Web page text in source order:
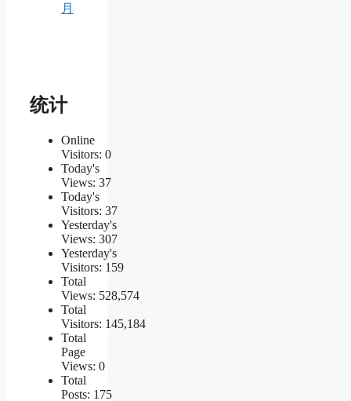
月
统计
Online
Visitors: 0
Today's
Views: 37
Today's
Visitors: 37
Yesterday's
Views: 307
Yesterday's
Visitors: 159
Total
Views: 528,574
Total
Visitors: 145,184
Total
Page
Views: 0
Total
Posts: 175